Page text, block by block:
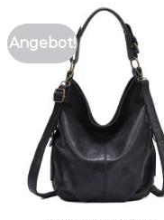
Angebot!